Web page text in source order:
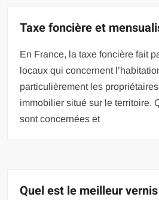
Taxe foncière et
En France, la taxe foncière fait
locaux qui concernent
particulièrement les propriétaires
immobilier situé sur le territoire.
sont concernées et
Quel est le meilleur